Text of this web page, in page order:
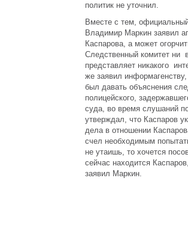
политик не уточнил.
Вместе с тем,
Владимир Маркин заявил
Каспарова, а может
Следственный комитет ни
представляет никакого
же заявил
был давать объяснения
полицейского,
суда, во время слушаний
утверждал, что Каспаров
дела в отношении
счел необходимым
не утаишь, то хочется
сейчас находится
заявил Маркин.